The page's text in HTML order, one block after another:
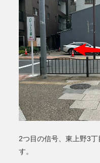
2つ目の信号、東上野3
す。